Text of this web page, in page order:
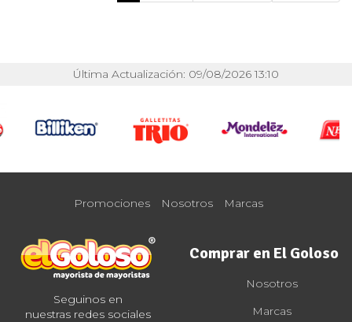
Última Actualización: 09/08/2026 13:10
Promociones Nosotros Marcas
Seguinos en
nuestras redes sociales
Comprar en El Goloso
Nosotros
Marcas